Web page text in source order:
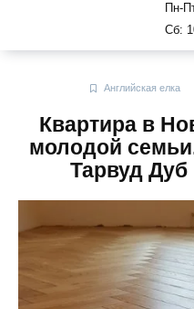
Пн-
Сб:
Английская елка
Квартира в
молодой
Тарвуд